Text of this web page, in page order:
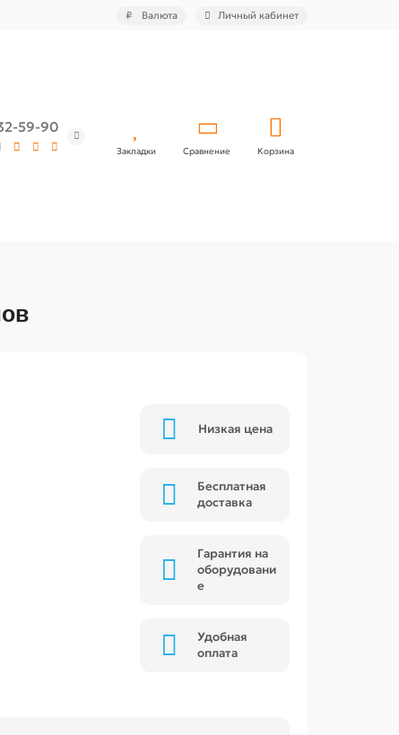
₽ Валюта Личный кабинет
59-90
Закладки Сравнение Корзина
Низкая цена
Бесплатная
доставка
Гарантия на
оборудовани
е
Удобная
оплата